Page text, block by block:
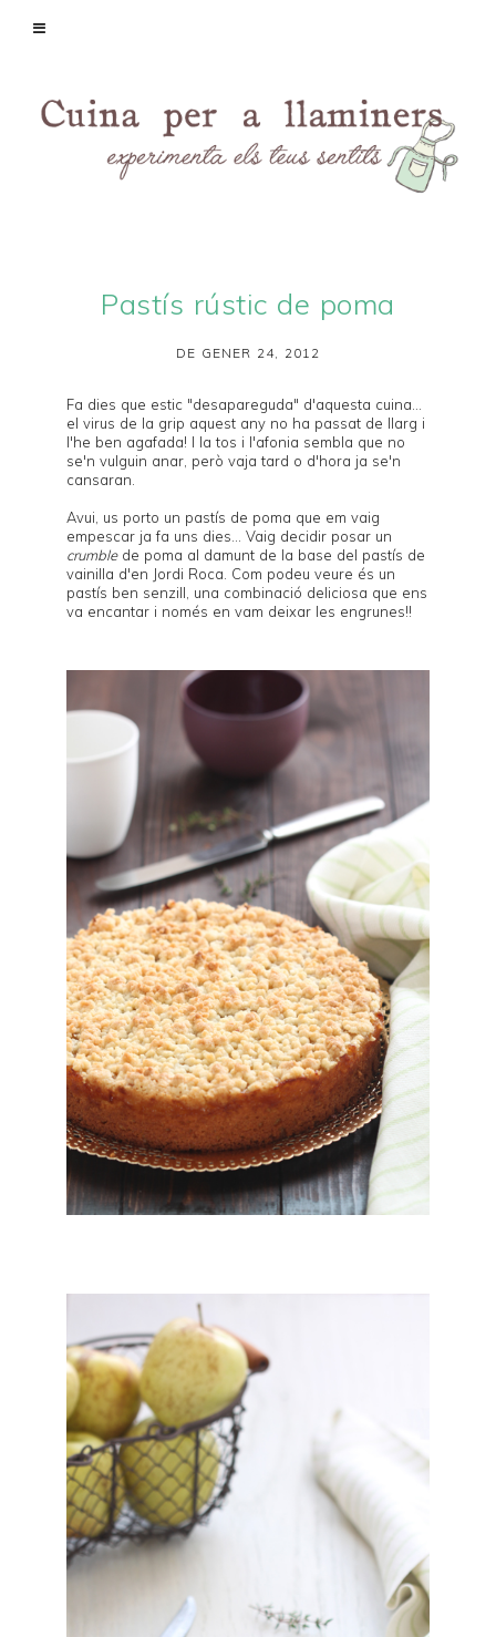
Pastís rústic de poma
DE GENER 24, 2012
Fa dies que estic "desapareguda" d'aquesta cuina...
el virus de la grip aquest any no ha passat de llarg i
l'he ben agafada! I la tos i l'afonia sembla que no
se'n vulguin anar, però vaja tard o d'hora ja se'n
cansaran.
Avui, us porto un pastís de poma que em vaig
empescar ja fa uns dies... Vaig decidir posar un
crumblede poma al damunt de la base del pastís de
vainilla d'en Jordi Roca . Com podeu veure és un
pastís ben senzill, una combinació deliciosa que ens
va encantar i només en vam deixar les engrunes!!